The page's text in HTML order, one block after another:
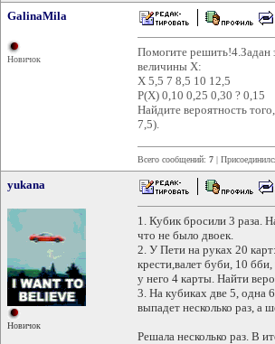
GalinaMila
Новичок
Помогите решить!4.Задан
величины Х:
Х 5,5 7 8,5 10 12,5
P(X) 0,10 0,25 0,30 ? 0,15
Найдите вероятность
7,5).
Всего сообщений: 7 |
yukana
Новичок
1. Кубик бросили 3 раза.
что не было двоек.
2. У Пети на руках 20
крести,валет буби, 10
у него 4 карты. Найти
3. На кубиках две 5, одна
выпадет несколько раз, а
Решала несколько раз. В